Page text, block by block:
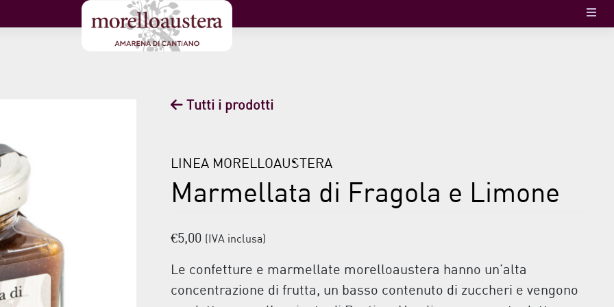
Tutti i prodotti
LINEA MORELLOAUSTERA
Marmellata di Fragola e Limone
€5,00 (IVA inclusa)
Le confetture e marmellate morelloaustera hanno un’alta
concentrazione di frutta, un basso contenuto di zuccheri e vengono